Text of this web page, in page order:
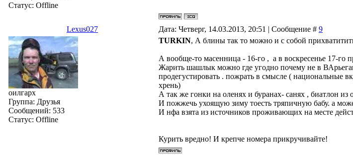
Статус: Offline
Lexus027 Дата: Четверг, 14.03.2013, 20:51 | Сообщение # 9
оилгарх
Группа: Друзья
Сообщений: 533
Статус: Offline
TURKIN, А блины так то можно и с собой
А вообще-то масенница - 16-го , а в воскресенье 17-го
Жарить шашлык можно где угодно почему не в
продегустировать . пожрать в смысле ( национальные
хрень)
А так же гонки на оленях и буранах- санях , биатлон
И пожжечь ухоящую зиму тоесть тряпичную бабу. а
И нфа взята из источников проживающих на месте
Курить вредно! И крепче номера прикручивайте!